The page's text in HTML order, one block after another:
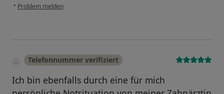
• Problem melden
Telefonnummer verifiziert
Ich bin ebenfalls durch eine für mich